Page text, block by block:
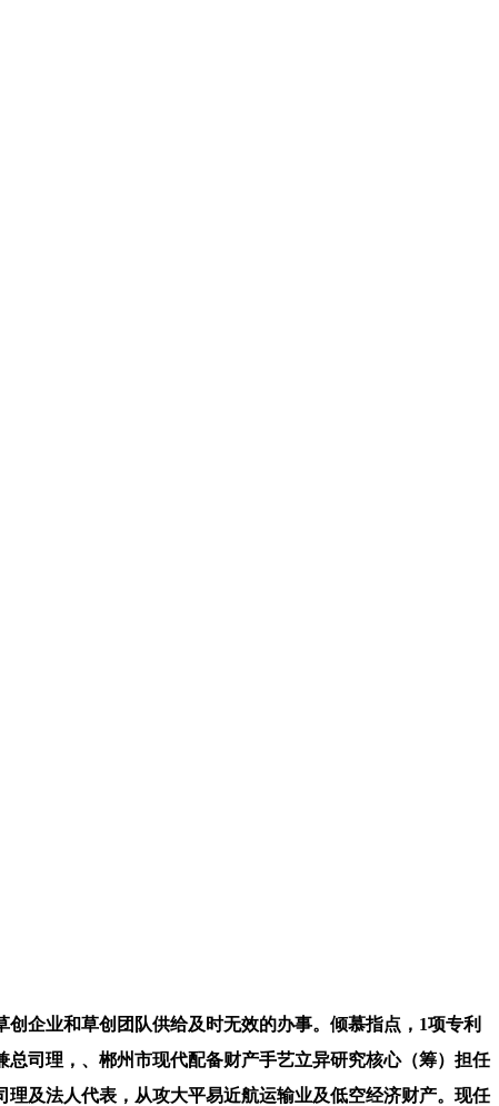
企业和草创团队供给及时无效的办事。倾慕指点，1项专利
司理，、郴州市现代配备财产手艺立异研究核心（筹）担任
及法人代表，从攻大平易近航运输业及低空经济财产。现任